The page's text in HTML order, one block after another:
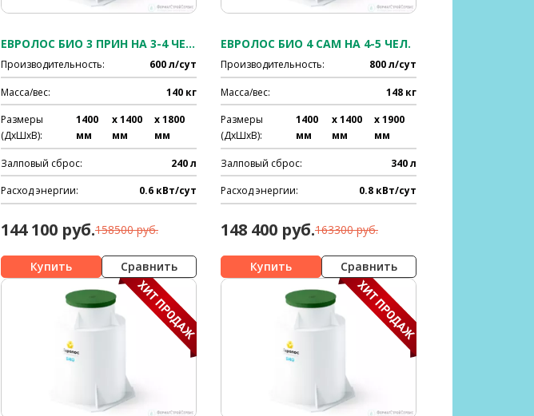
ЕВРОЛОС БИО 3 ПРИН НА 3-4 ЧЕЛ.
Производительность: 600 л/сут
Масса/вес: 140 кг
Размеры
(ДхШхВ):
1400
мм
x 1400
мм
x 1800
мм
Залповый сброс: 240 л
Расход энергии: 0.6 кВт/сут
144 100 руб.158500 руб.
Сравнить
ЕВРОЛОС БИО 4 САМ НА 4-5 ЧЕЛ.
Производительность: 800 л/сут
Масса/вес: 148 кг
Размеры
(ДхШхВ):
1400
мм
x 1400
мм
x 1900
мм
Залповый сброс: 340 л
Расход энергии: 0.8 кВт/сут
148 400 руб.163300 руб.
Сравнить